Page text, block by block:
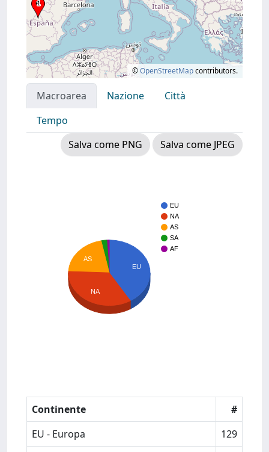
©OpenStreetMapcontributors.
Macroarea Nazione
Città
Tempo
Salva come PNG
Salva come JPEG
EU
NA
AS
SA
AF
EU
AS
NA
Continente
#
EU - Europa
129